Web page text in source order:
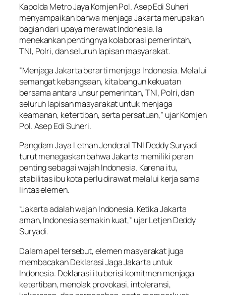
Kapolda Metro Jaya Komjen Pol. Asep Edi Suheri
menyampaikan bahwa menjaga Jakarta merupakan
bagian dari upaya merawat Indonesia. Ia
menekankan pentingnya kolaborasi pemerintah,
TNI, Polri, dan seluruh lapisan masyarakat.
“Menjaga Jakarta berarti menjaga Indonesia. Melalui
semangat kebangsaan, kita bangun kekuatan
bersama antara unsur pemerintah, TNI, Polri, dan
seluruh lapisan masyarakat untuk menjaga
keamanan, ketertiban, serta persatuan,” ujar Komjen
Pol. Asep Edi Suheri.
Pangdam Jaya Letnan Jenderal TNI Deddy Suryadi
turut menegaskan bahwa Jakarta memiliki peran
penting sebagai wajah Indonesia. Karena itu,
stabilitas ibu kota perlu dirawat melalui kerja sama
lintas elemen.
“Jakarta adalah wajah Indonesia. Ketika Jakarta
aman, Indonesia semakin kuat,” ujar Letjen Deddy
Suryadi.
Dalam apel tersebut, elemen masyarakat juga
membacakan Deklarasi Jaga Jakarta untuk
Indonesia. Deklarasi itu berisi komitmen menjaga
ketertiban, menolak provokasi, intoleransi,